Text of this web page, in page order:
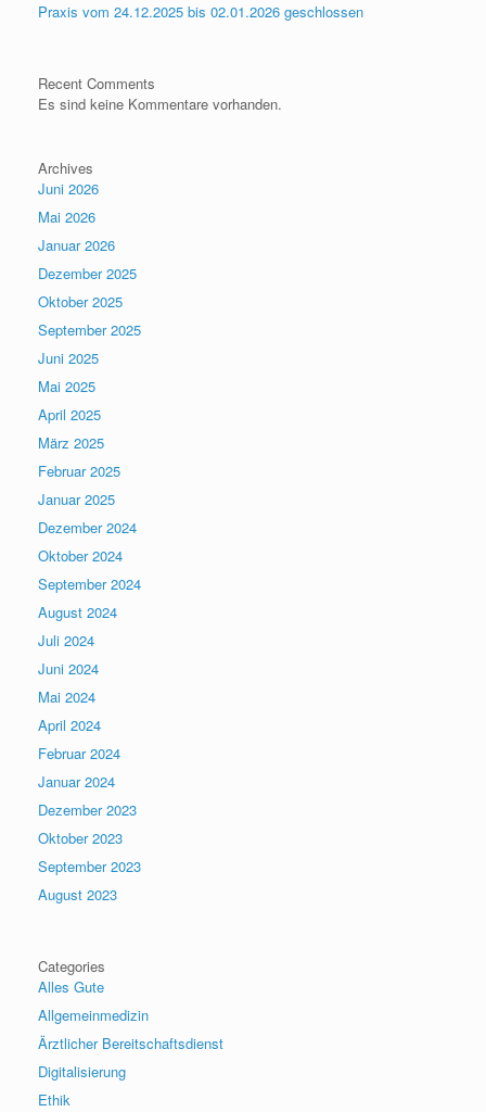
Praxis vom 24.12.2025 bis 02.01.2026 geschlossen
Recent Comments
Es sind keine Kommentare vorhanden.
Archives
Juni 2026
Mai 2026
Januar 2026
Dezember 2025
Oktober 2025
September 2025
Juni 2025
Mai 2025
April 2025
März 2025
Februar 2025
Januar 2025
Dezember 2024
Oktober 2024
September 2024
August 2024
Juli 2024
Juni 2024
Mai 2024
April 2024
Februar 2024
Januar 2024
Dezember 2023
Oktober 2023
September 2023
August 2023
Categories
Alles Gute
Allgemeinmedizin
Ärztlicher Bereitschaftsdienst
Digitalisierung
Ethik